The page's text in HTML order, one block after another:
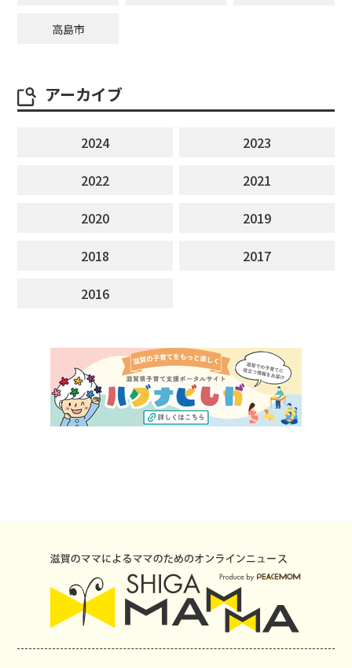
高島市
アーカイブ
2024
2023
2022
2021
2020
2019
2018
2017
2016